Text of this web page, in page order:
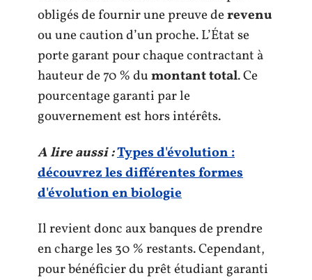
obligés de fournir une preuve derevenu
ou une caution d’un proche. L’État se
porte garant pour chaque contractant à
hauteur de 70 % dumontant total. Ce
pourcentage garanti par le
gouvernement est hors intérêts.
A lire aussi :Types d'évolution :
découvrez les différentes formes
d'évolution en biologie
Il revient donc aux banques de prendre
en charge les 30 % restants. Cependant,
pour bénéficier du prêt étudiant garanti